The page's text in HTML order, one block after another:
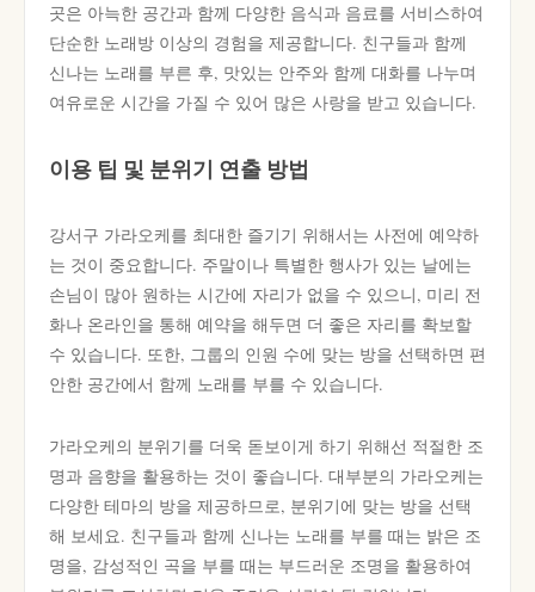
곳은 아늑한 공간과 함께 다양한 음식과 음료를 서비스하여
단순한 노래방 이상의 경험을 제공합니다. 친구들과 함께
신나는 노래를 부른 후, 맛있는 안주와 함께 대화를 나누며
여유로운 시간을 가질 수 있어 많은 사랑을 받고 있습니다.
이용 팁 및 분위기 연출 방법
강서구 가라오케를 최대한 즐기기 위해서는 사전에 예약하
는 것이 중요합니다. 주말이나 특별한 행사가 있는 날에는
손님이 많아 원하는 시간에 자리가 없을 수 있으니, 미리 전
화나 온라인을 통해 예약을 해두면 더 좋은 자리를 확보할
수 있습니다. 또한, 그룹의 인원 수에 맞는 방을 선택하면 편
안한 공간에서 함께 노래를 부를 수 있습니다.
가라오케의 분위기를 더욱 돋보이게 하기 위해선 적절한 조
명과 음향을 활용하는 것이 좋습니다. 대부분의 가라오케는
다양한 테마의 방을 제공하므로, 분위기에 맞는 방을 선택
해 보세요. 친구들과 함께 신나는 노래를 부를 때는 밝은 조
명을, 감성적인 곡을 부를 때는 부드러운 조명을 활용하여